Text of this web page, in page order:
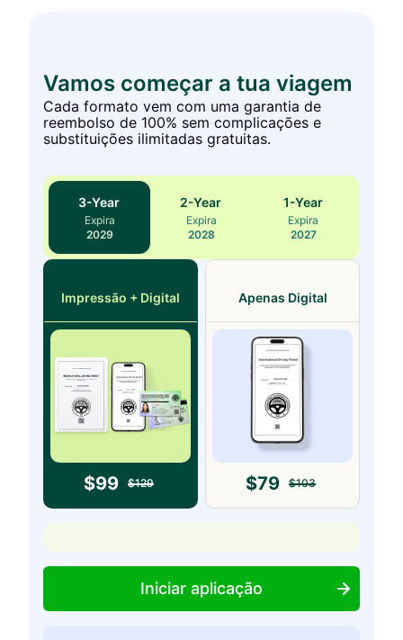
Vamos começar a tua viagem
Cada formato vem com uma garantia de
reembolso de 100% sem complicações e
substituições ilimitadas gratuitas.
3-Year
Expira
2029
2-Year
Expira
2028
1-Year
Expira
2027
Impressão + Digital
$99 $129
Apenas Digital
$79 $103
Iniciar aplicação